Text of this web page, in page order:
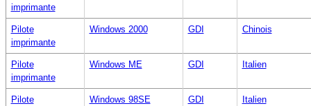
imprimante
Pilote
imprimante
Windows 2000 GDI Chinois
Pilote
imprimante
Windows ME GDI Italien
Pilote
Windows 98SE GDI Italien